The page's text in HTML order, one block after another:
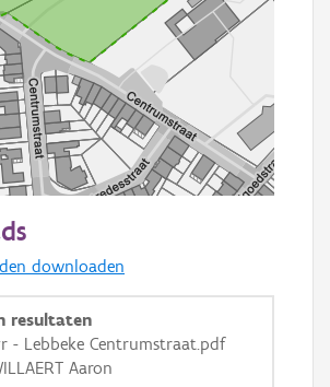
Vlaanderen
−
downloaden
resultaten
- Lebbeke Centrumstraat.pdf
Aaron